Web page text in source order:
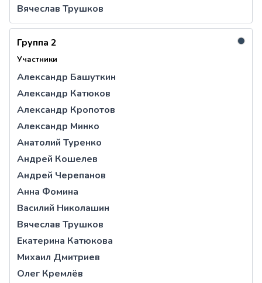
Вячеслав Трушков
Группа 2 ●
Участники
Александр Башуткин
Александр Катюков
Александр Кропотов
Александр Минко
Анатолий Туренко
Андрей Кошелев
Андрей Черепанов
Анна Фомина
Василий Николашин
Вячеслав Трушков
Екатерина Катюкова
Михаил Дмитриев
Олег Кремлёв